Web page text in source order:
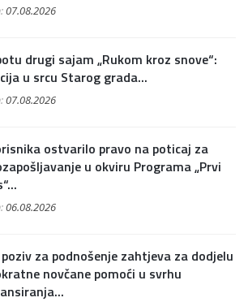
07.08.2026
drugi sajam „Rukom kroz snove“:
u srcu Starog grada...
07.08.2026
ostvarilo pravo na poticaj za
u okviru Programa „Prvi
06.08.2026
za podnošenje zahtjeva za dodjelu
novčane pomoći u svrhu